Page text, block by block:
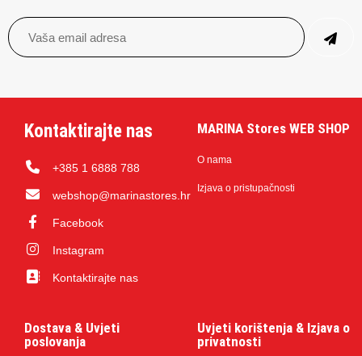
Kontaktirajte nas
+385 1 6888 788
webshop@marinastores.hr
Facebook
Instagram
Kontaktirajte nas
MARINA Stores WEB SHOP
O nama
Izjava o pristupačnosti
Dostava & Uvjeti
poslovanja
Uvjeti korištenja & Izjava o
privatnosti